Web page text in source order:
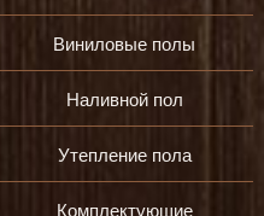
Виниловые полы
Наливной пол
Утепление пола
Комплектующие